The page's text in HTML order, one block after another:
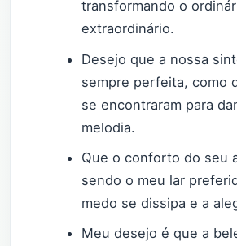
transformando o
extraordinário.
Desejo que a nossa
sempre perfeita, como
se encontraram para
melodia.
Que o conforto do seu
sendo o meu lar
medo se dissipa e a
Meu desejo é que a